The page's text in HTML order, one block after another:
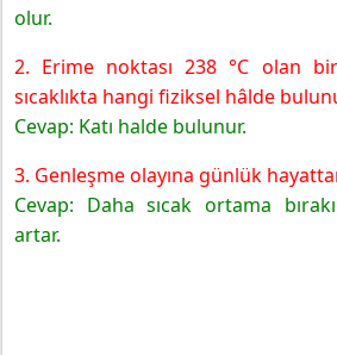
olur.
2. Erime noktası 238 °C olan
sıcaklıkta hangi fiziksel hâlde
Cevap: Katı halde bulunur.
3. Genleşme olayına günlük
Cevap: Daha sıcak ortama
artar.